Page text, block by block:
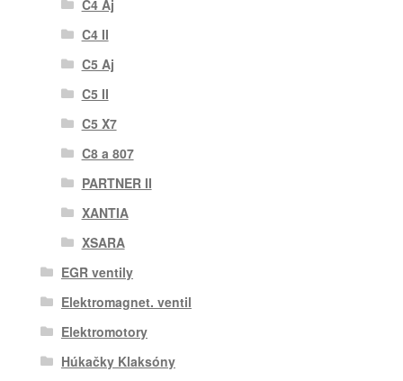
C4 Aj
C4 II
C5 Aj
C5 II
C5 X7
C8 a 807
PARTNER II
XANTIA
XSARA
EGR ventily
Elektromagnet. ventil
Elektromotory
Húkačky Klaksóny